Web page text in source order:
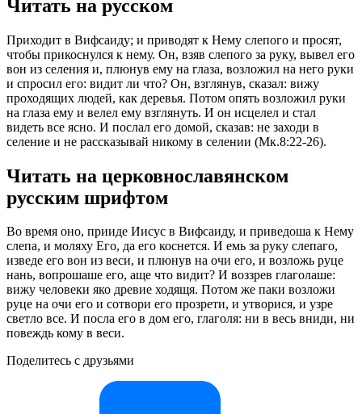
Читать на русском
Приходит в Вифсаиду; и приводят к Нему слепого и просят,
чтобы прикоснулся к нему. Он, взяв слепого за руку, вывел его
вон из селения и, плюнув ему на глаза, возложил на него руки
и спросил его: видит ли что? Он, взглянув, сказал: вижу
проходящих людей, как деревья. Потом опять возложил руки
на глаза ему и велел ему взглянуть. И он исцелел и стал
видеть все ясно. И послал его домой, сказав: не заходи в
селение и не рассказывай никому в селении (Мк.8:22-26).
Читать на церковнославянском
русским шрифтом
Во время оно, прииде Иисус в Вифсаиду, и приведоша к Нему
слепа, и моляху Его, да его коснется. И емь за руку слепаго,
изведе его вон из веси, и плюнув на очи его, и возложь руце
нань, вопрошаше его, аще что видит? И воззрев глаголаше:
вижу человеки яко древие ходящя. Потом же паки возложи
руце на очи его и сотвори его прозрети, и утворися, и узре
светло все. И посла его в дом его, глаголя: ни в весь вниди, ни
повеждь кому в веси.
Поделитесь с друзьями